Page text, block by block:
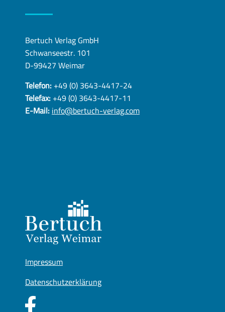
Bertuch Verlag GmbH
Schwanseestr. 101
D-99427 Weimar
Telefon:+49 (0) 3643-4417-24
Telefax:+49 (0) 3643-4417-11
E-Mail:info@bertuch-verlag.com
Impressum
Datenschutzerklärung